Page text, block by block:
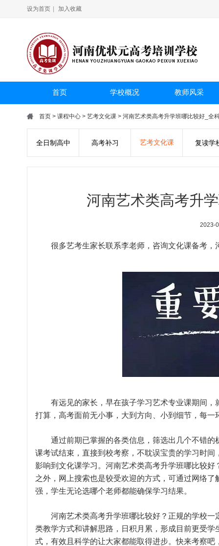
设为首页 加入收藏
首页 学校概况 教师风采
首页 > 课程中心 > 艺考文化课 > 河南艺术类高考升学班哪比较好_全
全日制高中 高考补习 艺考文化课 复读学
河南艺术类高考升
2023-
很多艺考生家长联系李老师，咨询文化课备考，
有远见的家长，早在孩子学习艺术专业课期间，
打算，高考面前无小事，大到方向、小到细节，每一
通过前期已掌握的各类信息，筛选出几个不错的
课考试结束，直接到校考察，不耽误宝贵的学习时
影响到文化课学习。河南艺术类高考升学班哪比较
之外，网上搜索也是较受欢迎的方式，可通过网络
强，学生无论选哪个老师都能确保学习结果。
河南艺术类高考升学班哪比较好？正规的学校一
类教学方式和讲解思路，日积月累，形成目前更受
式，有效且科学的让大家都能取得进步。快来考察吧